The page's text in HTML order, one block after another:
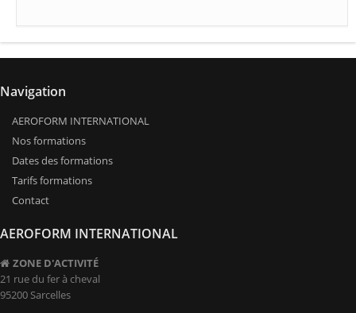
Navigation
AEROFORM INTERNATIONAL
Nos formations
Dates des formations
Tarifs formations
Contact
AEROFORM INTERNATIONAL
ZONE D'ACTIVITÉ
21 rue du fer à cheval
95200 Sarcelles